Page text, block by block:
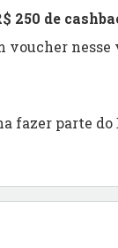
250 de
voucher
fazer parte do